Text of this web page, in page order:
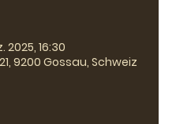
2025, 16:30
9200 Gossau, Schweiz